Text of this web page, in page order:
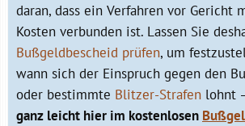
daran, dass ein Verfahren vor Gericht
Kosten verbunden ist. Lassen Sie
Bußgeldbescheid prüfen, um
wann sich der Einspruch gegen den
oder bestimmte Blitzer-Strafen lohnt
ganz leicht hier im kostenlosen